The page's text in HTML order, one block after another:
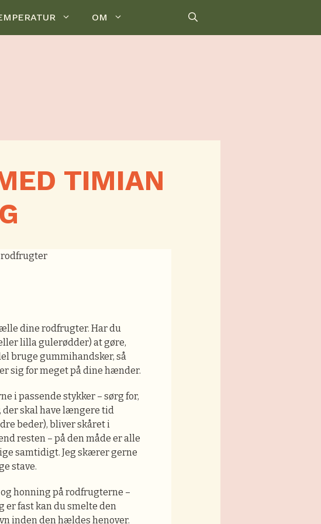
OM
TIMIAN
dine rodfrugter. Har du
lilla gulerødder) at gøre,
bruge gummihandsker, så
sig for meget på dine hænder.
i passende stykker – sørg for,
der skal have længere tid
beder), bliver skåret i
resten – på den måde er alle
samtidigt. Jeg skærer gerne
stave.
honning på rodfrugterne –
er fast kan du smelte den
inden den hældes henover.